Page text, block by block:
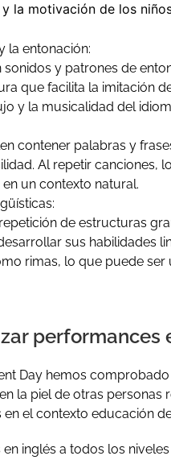
la motivación de los
la entonación:
y patrones de
que facilita la imitación
y la musicalidad del
contener palabras y
Al repetir canciones,
un contexto natural.
de estructuras
sus habilidades
rimas, lo que puede
performances
Day hemos
la piel de otras
el contexto educación
inglés a todos los niveles